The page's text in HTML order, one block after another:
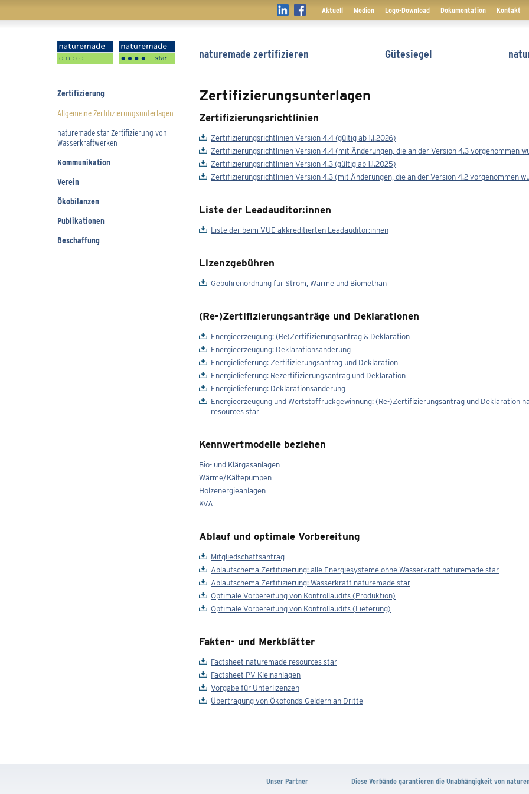
Navigation
Aktuell Medien Logo-Download Dokumentation Kontakt
Navigation
naturemade zertifizieren Gütesiegel
Zertifizierungsunterlagen
Zertifizierungsrichtlinien
Zertifizierungsrichtlinien Version 4.4 (gültig ab 1.1.2026)
Zertifizierungsrichtlinien Version 4.4 (mit Änderungen, die an der Version 4.3 vorgenommen
Zertifizierungsrichtlinien Version 4.3 (gültig ab 1.1.2025)
Zertifizierungsrichtlinien Version 4.3 (mit Änderungen, die an der Version 4.2 vorgenommen
Liste der Leadauditor:innen
Liste der beim VUE akkreditierten Leadauditor:innen
Lizenzgebühren
Gebührenordnung für Strom, Wärme und Biomethan
(Re-)Zertifizierungsanträge und Deklarationen
Energieerzeugung: (Re)Zertifizierungsantrag & Deklaration
Energieerzeugung: Deklarationsänderung
Energielieferung: Zertifizierungsantrag und Deklaration
Energielieferung: Rezertifizierungsantrag und Deklaration
Energielieferung: Deklarationsänderung
Energieerzeugung und Wertstoffrückgewinnung: (Re-)Zertifizierungsantrag und Deklaration
resources star
Kennwertmodelle beziehen
Bio- und Klärgasanlagen
Wärme/Kältepumpen
Holzenergieanlagen
KVA
Ablauf und optimale Vorbereitung
Mitgliedschaftsantrag
Ablaufschema Zertifizierung: alle Energiesysteme ohne Wasserkraft naturemade star
Ablaufschema Zertifizierung: Wasserkraft naturemade star
Optimale Vorbereitung von Kontrollaudits (Produktion)
Optimale Vorbereitung von Kontrollaudits (Lieferung)
Fakten- und Merkblätter
Factsheet naturemade resources star
Factsheet PV-Kleinanlagen
Vorgabe für Unterlizenzen
Übertragung von Ökofonds-Geldern an Dritte
Navigation
Zertifizierung
Allgemeine Zertifizierungsunterlagen
naturemade star Zertifizierung von
Wasserkraftwerken
Kommunikation
Verein
Ökobilanzen
Publikationen
Beschaffung
Unser Partner Diese Verbände garantieren die Unabhängigkeit von